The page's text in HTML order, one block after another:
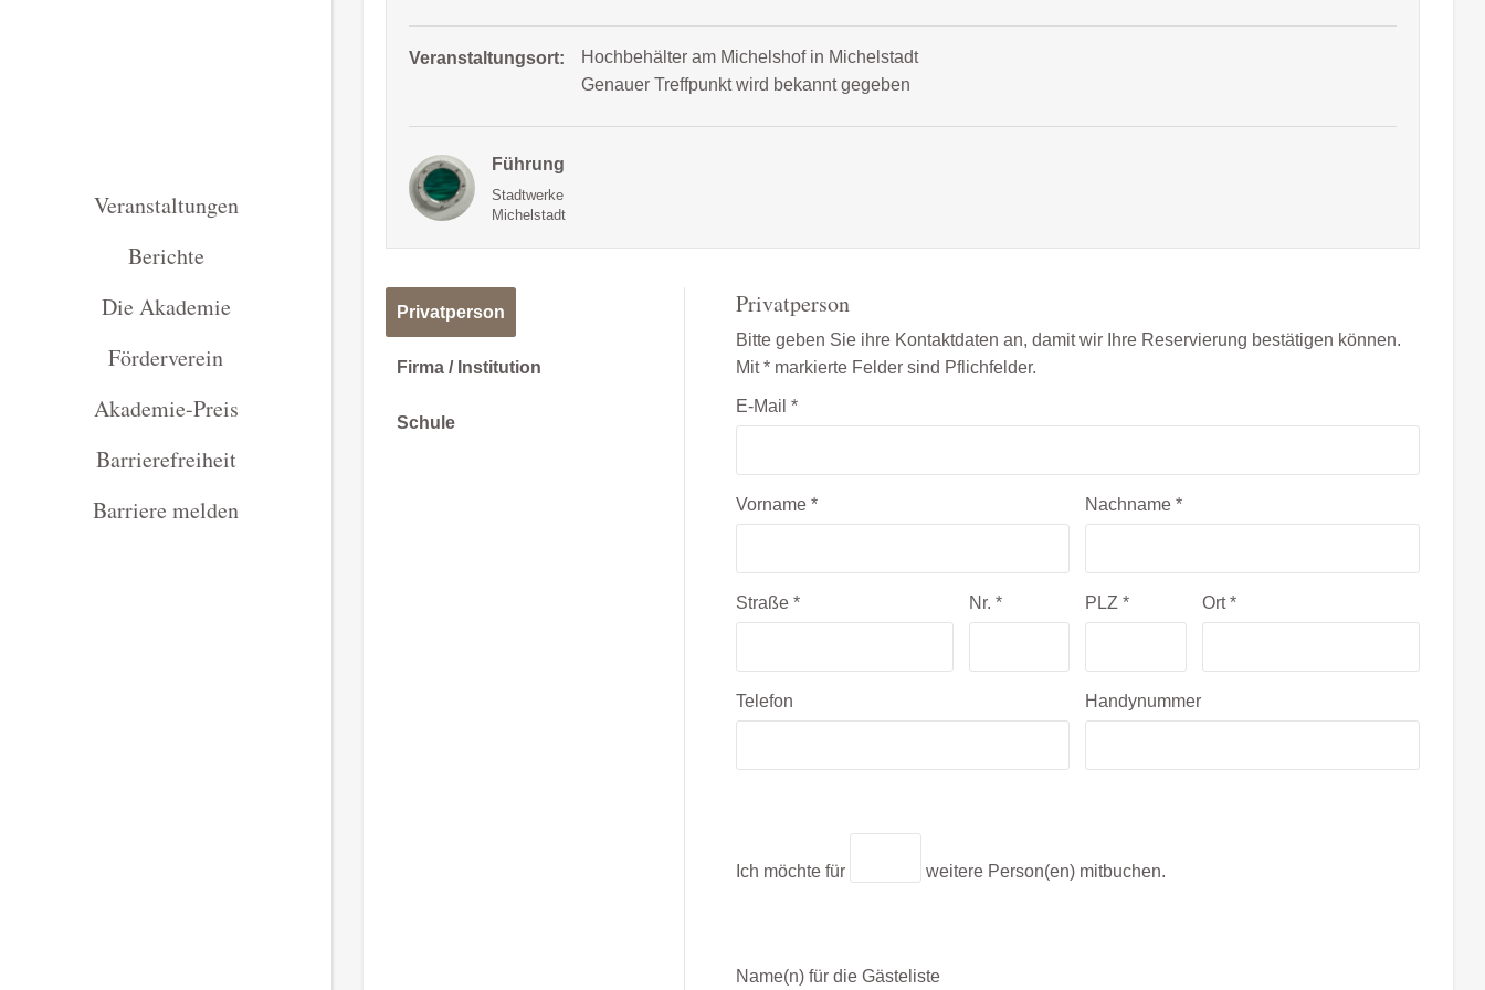
Veranstaltungen
Berichte
Die Akademie
Förderverein
Akademie-Preis
Barrierefreiheit
Barriere melden
Veranstaltungsort:
Hochbehälter am Michelshof in Michelstadt
Genauer Treffpunkt wird bekannt gegeben
Führung
Stadtwerke
Michelstadt
Privatperson
Firma / Institution
Schule
Privatperson
Bitte geben Sie ihre Kontaktdaten an, damit wir Ihre Reservierung bestätigen können.
Mit * markierte Felder sind Pflichfelder.
E-Mail *
Vorname * Nachname*
Straße * Nr. * PLZ* Ort*
Telefon Handynummer
Ich möchte für weitere Person(en) mitbuchen.
Name(n) für die Gästeliste